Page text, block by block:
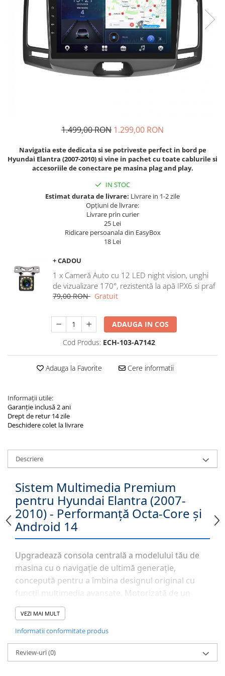
Navigatii Fiat
Navigatii Nissan
Navigatii Citroen
Navigatii Suzuki
Navigatii Mitsubishi
Navigatii Mazda
Navigatii Smart
Navigatii Chevrolet
Navigatii Jeep
Navigatii Land Rover
Navigatii Chrysler
1.499,00 RON 1.299,00 RON
Navigatia este dedicata si se potriveste perfect in bord pe
Hyundai Elantra (2007-2010)si vine in pachet cu toate cablurile si
accesoriile de conectare pe masina plag and play.
IN STOC
Estimat durata de livrare: Livrare in 1-2 zile
Opțiuni de livrare:
Livrare prin curier
25 Lei
Ridicare persoanala din EasyBox
18 Lei
+ CADOU
1 x Cameră Auto cu 12 LED night vision, unghi
de vizualizare 170°, rezistentă la apă IPX6 si praf
79,00 RON Gratuit
ADAUGA IN COS
Cod Produs: ECH-103-A7142
Adauga la Favorite Cere informatii
Informații utile:
Garanție inclusă 2 ani
Drept de retur 14 zile
Deschidere colet la livrare
Descriere
Sistem Multimedia Premium
pentru Hyundai Elantra (2007-
2010) - Performanță Octa-Core și
Android 14
Upgradează consola centrală a modelului tău de
masina cu o navigație de ultimă generație,
concepută pentru a îmbina designul original cu
funcții multimedia avansate. Motorizată de un
procesorOcta-Core la 1.6 GHz
RAM, această unitate oferă o viteză de răspuns
instantanee. Indiferent că folosești navigația GPS
în timp real sau aplicații de divertisment, sistemul
Android 14
VEZI MAI MULT
Informatii conformitate produs
Review-uri(0)